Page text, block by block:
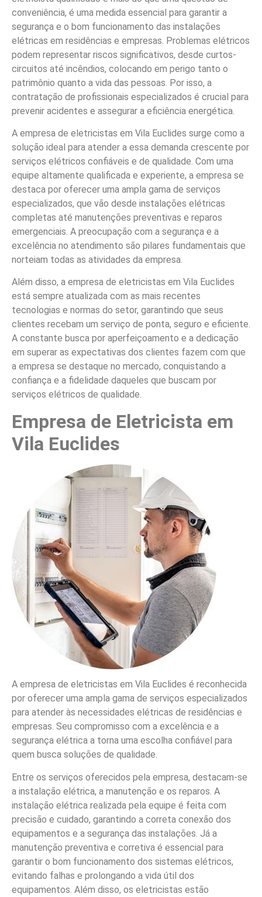
conveniência, é uma medida essencial para garantir a
segurança e o bom funcionamento das instalações
elétricas em residências e empresas. Problemas elétricos
podem representar riscos significativos, desde curtos-
circuitos até incêndios, colocando em perigo tanto o
patrimônio quanto a vida das pessoas. Por isso, a
contratação de profissionais especializados é crucial para
prevenir acidentes e assegurar a eficiência energética.
A empresa de eletricistas em Vila Euclides surge como a
solução ideal para atender a essa demanda crescente por
serviços elétricos confiáveis e de qualidade. Com uma
equipe altamente qualificada e experiente, a empresa se
destaca por oferecer uma ampla gama de serviços
especializados, que vão desde instalações elétricas
completas até manutenções preventivas e reparos
emergenciais. A preocupação com a segurança e a
excelência no atendimento são pilares fundamentais que
norteiam todas as atividades da empresa.
Além disso, a empresa de eletricistas em Vila Euclides
está sempre atualizada com as mais recentes
tecnologias e normas do setor, garantindo que seus
clientes recebam um serviço de ponta, seguro e eficiente.
A constante busca por aperfeiçoamento e a dedicação
em superar as expectativas dos clientes fazem com que
a empresa se destaque no mercado, conquistando a
confiança e a fidelidade daqueles que buscam por
serviços elétricos de qualidade.
Empresa de Eletricista em
Vila Euclides
A empresa de eletricistas em Vila Euclides é reconhecida
por oferecer uma ampla gama de serviços especializados
para atender às necessidades elétricas de residências e
empresas. Seu compromisso com a excelência e a
segurança elétrica a torna uma escolha confiável para
quem busca soluções de qualidade.
Entre os serviços oferecidos pela empresa, destacam-se
a instalação elétrica, a manutenção e os reparos. A
instalação elétrica realizada pela equipe é feita com
precisão e cuidado, garantindo a correta conexão dos
equipamentos e a segurança das instalações. Já a
manutenção preventiva e corretiva é essencial para
garantir o bom funcionamento dos sistemas elétricos,
evitando falhas e prolongando a vida útil dos
equipamentos. Além disso, os eletricistas estão